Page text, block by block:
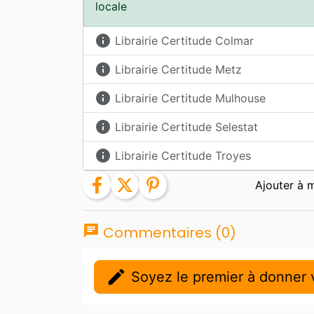
locale
info Librairie Certitude Colmar
info Librairie Certitude Metz
info Librairie Certitude Mulhouse
info Librairie Certitude Selestat
info Librairie Certitude Troyes
facebook twitter pinterest
chat Commentaires (0)
edit Soyez le premier à donner